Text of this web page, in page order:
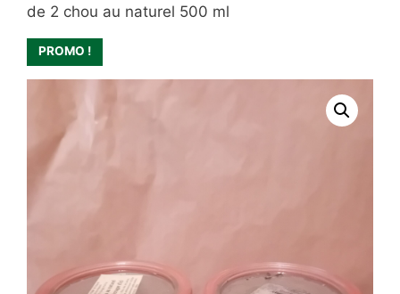
de 2 chou au naturel 500 ml
PROMO !